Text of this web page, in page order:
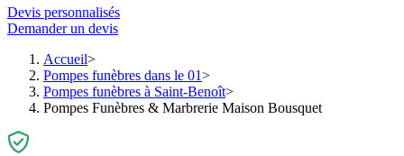
Devis personnalisés
Demander un devis
Accueil
Pompes funèbres dans le 01
Pompes funèbres à Saint-Benoît
Pompes Funèbres & Marbrerie Maison Bousquet